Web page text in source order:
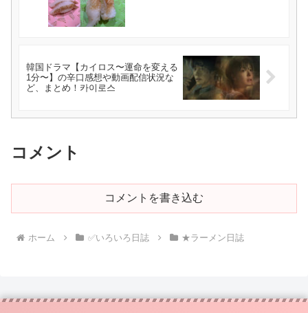
韓国ドラマ【カイロス〜運命を変える
1分〜】の辛口感想や動画配信状況な
ど、まとめ！카이로스
コメント
コメントを書き込む
ホーム ✅いろいろ日誌 ★ラーメン日誌